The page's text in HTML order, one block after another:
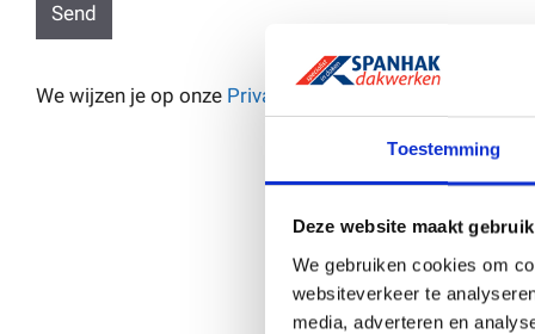
Toestemming
Deze website maakt
We gebruiken cookies om
websiteverkeer te
media, adverteren en
Send
h
We wijzen je op onze Privacy- en cookieverklaring